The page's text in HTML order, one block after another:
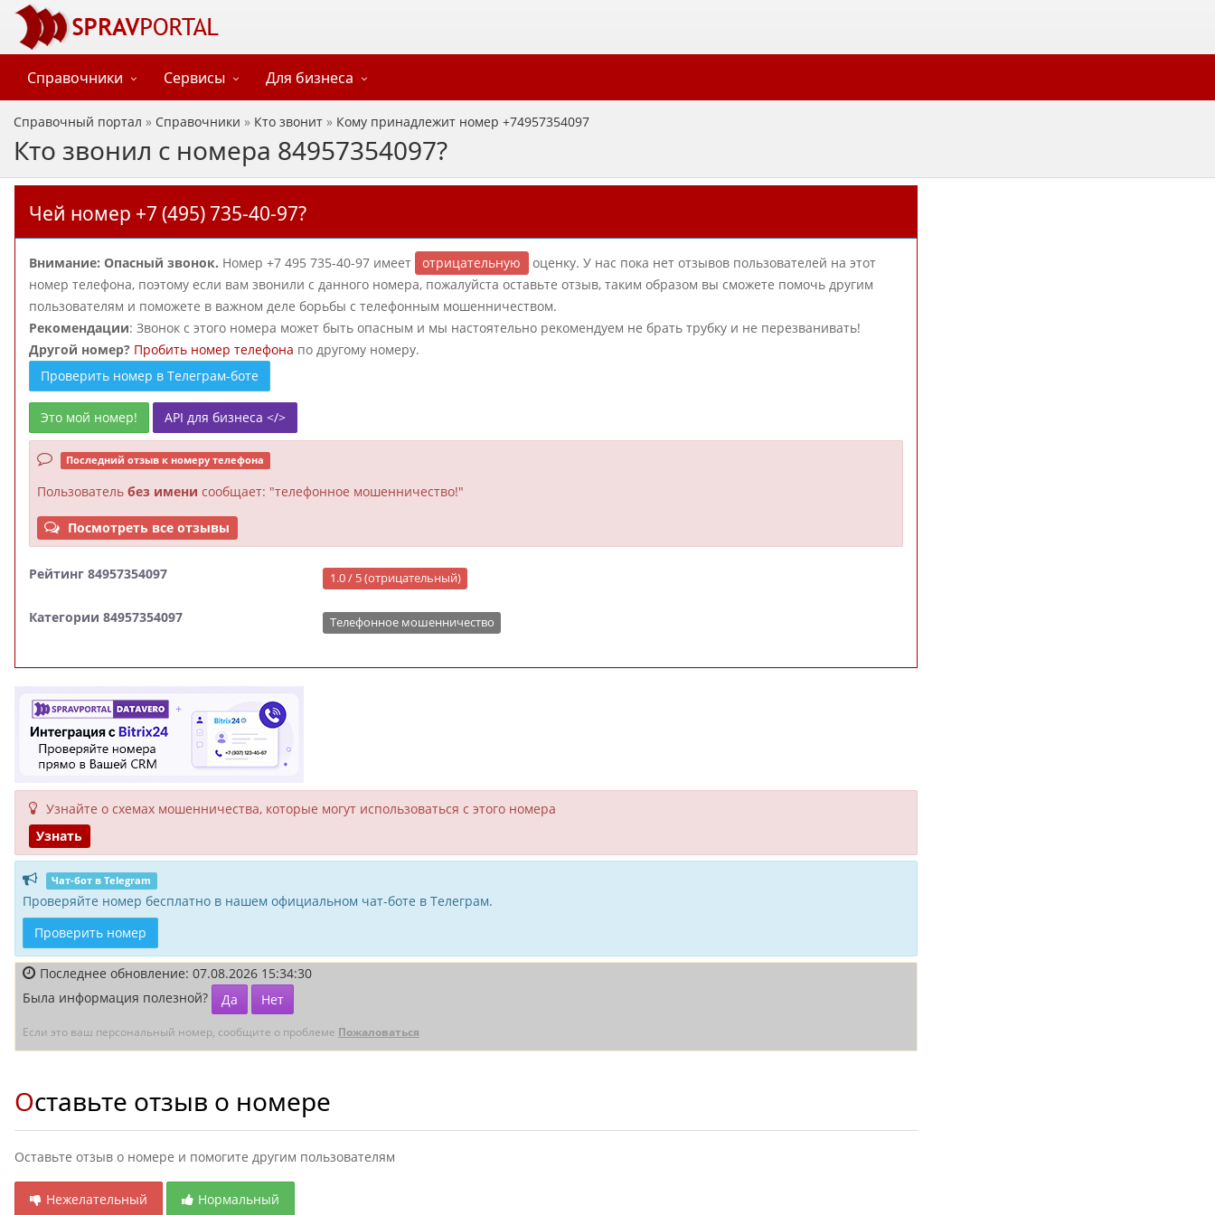
Справочники Сервисы Для бизнеса
Справочный портал » Справочники » Кто звонит » Кому принадлежит номер +74957354097
Кто звонил с номера 84957354097?
Чей номер +7 (495) 735-40-97?
Внимание: Опасный звонок. Номер +7 495 735-40-97 имеет отрицательную
оценку. У нас пока нет отзывов пользователей на этот
номер телефона, поэтому если вам звонили с данного номера, пожалуйста оставьте отзыв, таким образом вы сможете помочь другим
пользователям и поможете в важном деле борьбы с телефонным мошенничеством.
Рекомендации: Звонок с этого номера может быть опасным и мы настоятельно рекомендуем не брать трубку и не перезванивать!
Другой номер? Пробить номер телефона по другому номеру.
Проверить номер в Телеграм-боте
Это мой номер! API для бизнеса </>
Последний отзыв к номеру телефона
Пользователь без имени сообщает: "телефонное мошенничество!"
Посмотреть все отзывы
Рейтинг 84957354097 1.0 / 5 (отрицательный)
Категории 84957354097 Телефонное мошенничество
Узнайте о схемах мошенни­чества, кото­рые могут исполь­зоваться с этого номера
Узнать
Чат-бот в Telegram
Проверяйте номер бесплатно в нашем официальном чат-боте в Телеграм.
Проверить номер
Последнее обновление: 07.08.2026 15:34:30
Была информация полезной?
Да Нет
Если это ваш персональный номер, сообщите о проблеме Пожаловаться
Оставьте отзыв о номере
Оставьте отзыв о номере и помогите другим пользователям
Нежелательный Нормальный